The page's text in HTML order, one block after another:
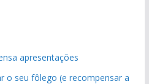
apresentações
o seu fôlego (e recompensar a